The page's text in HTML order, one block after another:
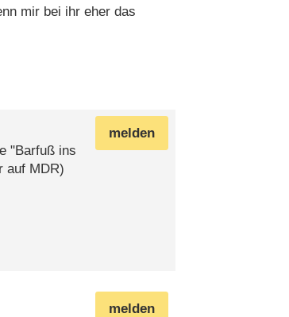
mir bei ihr eher das
melden
"Barfuß ins
auf MDR)
melden